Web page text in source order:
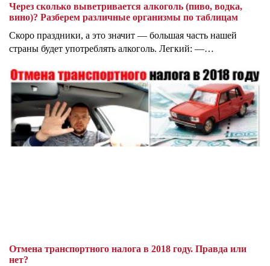
Через сколько выветривается алкоголь (пиво, водка,
вино)? Разберем различные организмы по таблицам
Скоро праздники, а это значит — большая часть нашей
страны будет употреблять алкоголь. Легкий: —…
Отмена транспортного налога в 2018 году. Правда или
нет?